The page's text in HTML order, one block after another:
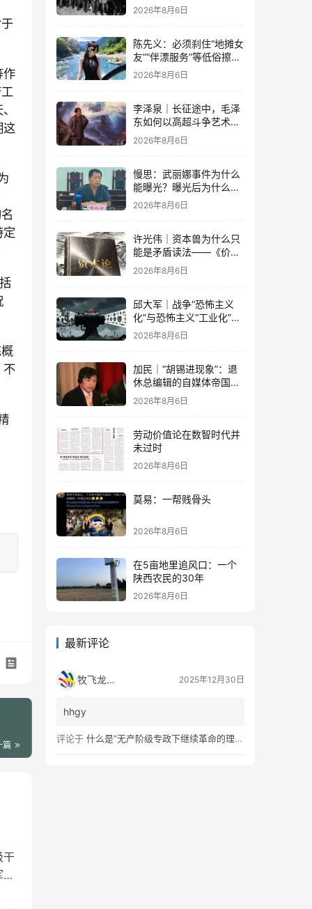
作
这
定
不
篇
干
2026年8月6日
陈先义：必须刹住“地摊女
友”“伴漂服务”等低俗擦边
乱象的蔓延
2026年8月6日
李泽泉｜长征途中，毛泽
东如何以高超斗争艺术开
展党内思想斗争？
2026年8月6日
慢思：武丽娜事件为什么
能曝光？曝光后为什么能
大规模被报道？
2026年8月6日
许光伟｜资本兽为什么只
能是矛盾读法——《价值
与危机：〈资本论〉体系
学探赜》解读之六
2026年8月6日
邱大军｜战争“恐怖主义
化”与恐怖主义“工业化”
——2026年混合冲突模式
2026年8月6日
加民｜“胡锡进现象”：退
休总编辑的自媒体帝国与
公私边界之问
2026年8月6日
劳动价值论在数智时代并
未过时
2026年8月6日
莫易：一帮贱骨头
2026年8月6日
在5亩地里追风口：一个
陕西农民的30年
2026年8月6日
最新评论
牧飞龙ae 2025年12月30日
hhgy
评论于 什么是“无产阶级专政下继续革命的理论”？